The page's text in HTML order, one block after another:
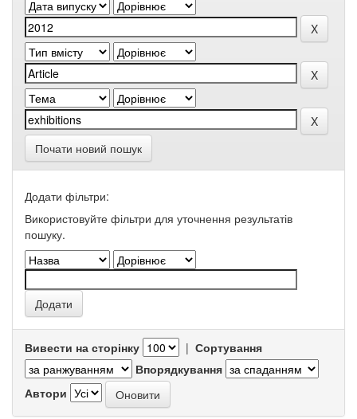
Почати новий пошук
Додати фільтри:
Використовуйте фільтри для уточнення результатів
пошуку.
Вивести на сторінку | Сортування
Впорядкування
Автори